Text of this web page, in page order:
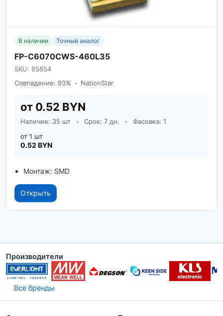
В наличии Точный аналог
FP-C6070CWS-460L35
SKU: 85654
Совпадение: 93% • NationStar
от 0.52 BYN
Наличие: 35 шт • Срок: 7 дн. •
Фасовка: 1
от 1 шт
0.52 BYN
Монтаж: SMD
Открыть
Производители
Все бренды